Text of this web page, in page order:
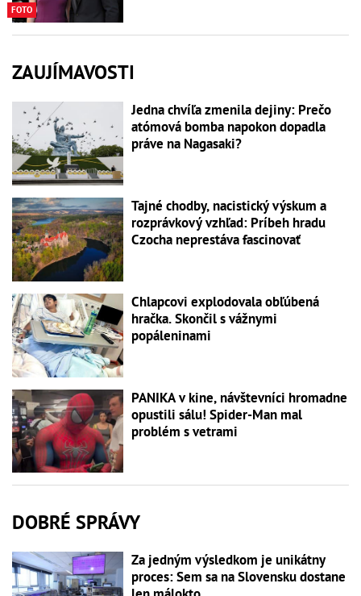
FOTO
ZAUJÍMAVOSTI
Jedna chvíľa zmenila dejiny: Prečo
atómová bomba napokon dopadla
práve na Nagasaki?
Tajné chodby, nacistický výskum a
rozprávkový vzhľad: Príbeh hradu
Czocha neprestáva fascinovať
Chlapcovi explodovala obľúbená
hračka. Skončil s vážnymi
popáleninami
PANIKA v kine, návštevníci hromadne
opustili sálu! Spider-Man mal
problém s vetrami
DOBRÉ SPRÁVY
Za jedným výsledkom je unikátny
proces: Sem sa na Slovensku dostane